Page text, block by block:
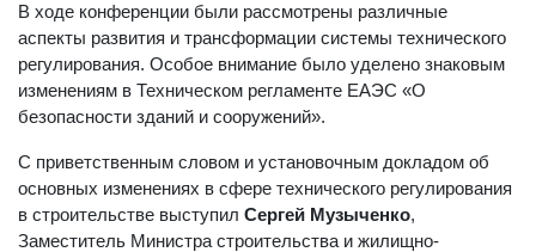
В ходе конференции были рассмотрены различные
аспекты развития и трансформации системы технического
регулирования. Особое внимание было уделено знаковым
изменениям в Техническом регламенте ЕАЭС «О
безопасности зданий и сооружений».
С приветственным словом и установочным докладом об
основных изменениях в сфере технического регулирования
в строительстве выступил Сергей Музыченко,
Заместитель Министра строительства и жилищно-